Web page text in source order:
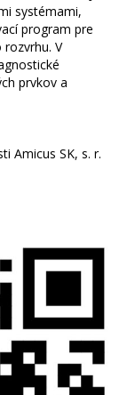
systémami,
program pre
V
prvkov a
Amicus SK, s. r.